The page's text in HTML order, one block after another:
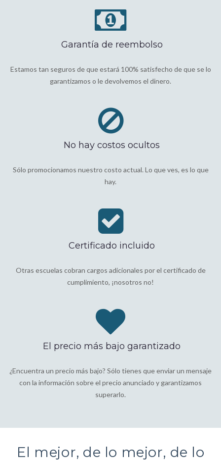
Garantía de reembolso
Estamos tan seguros de que estará 100% satisfecho de que se lo
garantizamos o le devolvemos el dinero.
No hay costos ocultos
Sólo promocionamos nuestro costo actual. Lo que ves, es lo que
hay.
Certificado incluido
Otras escuelas cobran cargos adicionales por el certificado de
cumplimiento, ¡nosotros no!
El precio más bajo garantizado
¿Encuentra un precio más bajo? Sólo tienes que enviar un mensaje
con la información sobre el precio anunciado y garantizamos
superarlo.
El mejor, de lo mejor, de lo